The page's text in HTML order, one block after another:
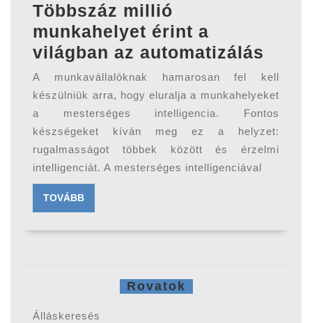
Többszáz millió
munkahelyet érint a
világban az automatizálás
érint
a
A munkavállalóknak hamarosan fel kell
készülniük arra, hogy eluralja a munkahelyeket
a mesterséges intelligencia. Fontos
készségeket kíván meg ez a helyzet:
rugalmasságot többek között és érzelmi
intelligenciát. A mesterséges intelligenciával
TOVÁBBTOVÁBB
Rovatok
Álláskeresés